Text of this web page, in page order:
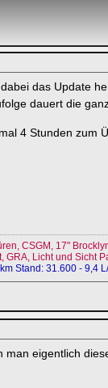
das Update
dauert die
4 Stunden zum
CSGM, 17"
GRA, Licht und Sicht
Stand: 31.600 - 9,4
man eigentlich